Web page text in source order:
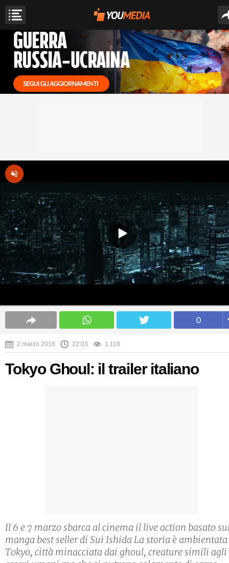
0
2 marzo 2018 22:03 1.118
Tokyo Ghoul: il trailer italiano
Il 6 e 7 marzo sbarca al cinema il live action basato
manga best seller di Sui Ishida La storia è ambientata
Tokyo, città minacciata dai ghoul, creature simili agli